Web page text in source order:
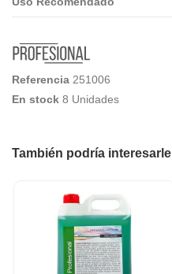
Referencia 251006
En stock 8 Unidades
También podría interesarle